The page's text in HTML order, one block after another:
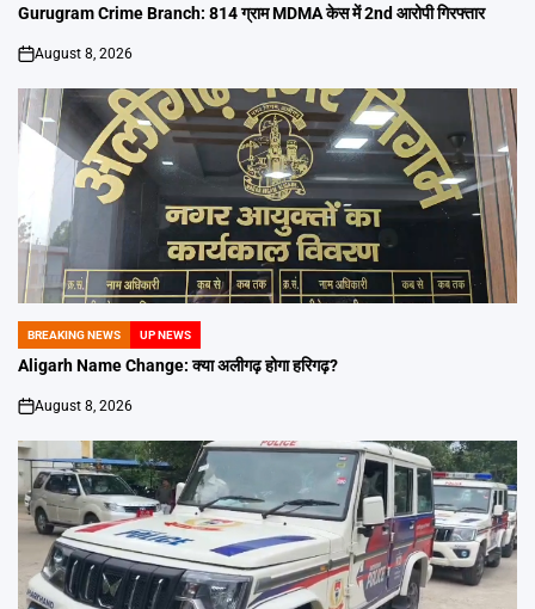
IN
Gurugram Crime Branch: 814 ग्राम MDMA केस में 2nd आरोपी गिरफ्तार
on
August 8, 2026
POSTED
IN
BREAKING NEWS UP NEWS
Aligarh Name Change: क्या अलीगढ़ होगा हरिगढ़?
on
August 8, 2026